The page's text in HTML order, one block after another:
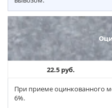
22.5 руб.
При приеме оцинкованного
6%.